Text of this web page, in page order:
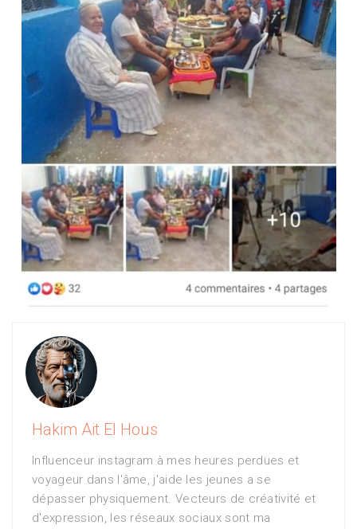
Hakim Ait El Hous
Influenceur instagram à mes heures perdues et
voyageur dans l'âme, j'aide les jeunes a se
dépasser physiquement. Vecteurs de créativité et
d'expression, les réseaux sociaux sont ma